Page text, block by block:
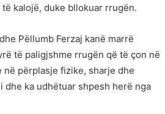
kalojë, duke bllokuar rrugën.
Pëllumb Ferzaj kanë marrë
të paligjshme rrugën që të çon në
përplasje fizike, sharje dhe
dhe ka udhëtuar shpesh herë nga